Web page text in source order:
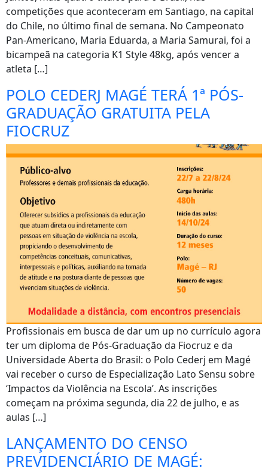
competições que aconteceram em Santiago, na capital
do Chile, no último final de semana. No Campeonato
Pan-Americano, Maria Eduarda, a Maria Samurai, foi a
bicampeã na categoria K1 Style 48kg, após vencer a
atleta […]
POLO CEDERJ MAGÉ TERÁ 1ª PÓS-
GRADUAÇÃO GRATUITA PELA
FIOCRUZ
Profissionais em busca de dar um up no currículo agora
ter um diploma de Pós-Graduação da Fiocruz e da
Universidade Aberta do Brasil: o Polo Cederj em Magé
vai receber o curso de Especialização Lato Sensu sobre
‘Impactos da Violência na Escola’. As inscrições
começam na próxima segunda, dia 22 de julho, e as
aulas […]
LANÇAMENTO DO CENSO
PREVIDENCIÁRIO DE MAGÉ: